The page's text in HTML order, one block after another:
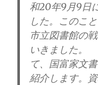
和20年9月9日
した。このこ
市立図書館の
いきました。
て、国富家文
紹介します。